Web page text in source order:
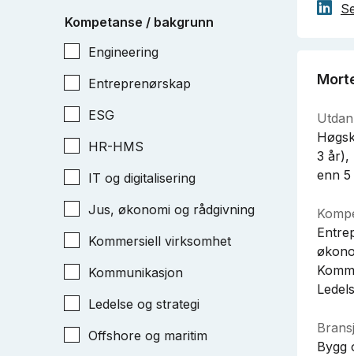
Kompetanse / bakgrunn
Engineering
Entreprenørskap
ESG
HR-HMS
IT og digitalisering
Jus, økonomi og rådgivning
Kommersiell virksomhet
Kommunikasjon
Ledelse og strategi
Offshore og maritim
3 år),
enn 5
Bygg